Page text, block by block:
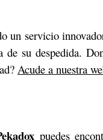
servicio
su despedida.
Acude a nuestra
puedes